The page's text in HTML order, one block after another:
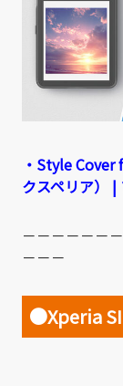
・Style Cover
クスペリア） |
－－－－－－
－－－
●Xperia